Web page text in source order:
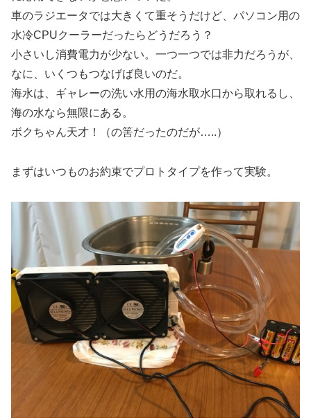
車のラジエータでは大きくて重そうだけど、パソコン用の
水冷CPUクーラーだったらどうだろう？
小さいし消費電力が少ない。一つ一つでは非力だろうが、
なに、いくつもつなげば良いのだ。
海水は、ギャレーの洗い水用の海水取水口から取れるし、
海の水なら無限にある。
ボクちゃん天才！（の筈だったのだが…..）
まずはいつものお約束でプロトタイプを作って実験。